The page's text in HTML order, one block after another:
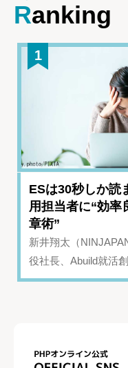
Ranking
1
ESは30秒しか読
用担当者に“効率
章術”
新井翔太（
役社長、Abuild就活創